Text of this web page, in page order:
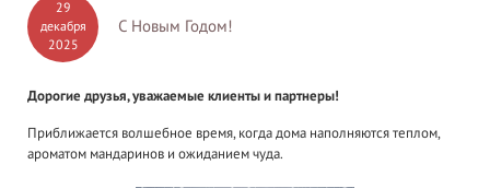
29
декабря
2025
С Новым Годом!
Дорогие друзья, уважаемые клиенты и партнеры!
Приближается волшебное время, когда дома наполняются теплом,
ароматом мандаринов и ожиданием чуда.